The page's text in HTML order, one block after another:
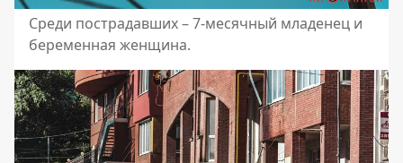
Среди пострадавших – 7-месячный младенец и
беременная женщина.